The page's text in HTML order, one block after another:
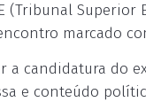
(Tribunal
marcado
a candidatura do
e conteúdo